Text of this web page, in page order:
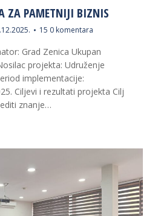
ZA PAMETNIJI BIZNIS
15 0 komentara
Grad Zenica Ukupan
projekta: Udruženje
implementacije:
Ciljevi i rezultati projekta Cilj
znanje…